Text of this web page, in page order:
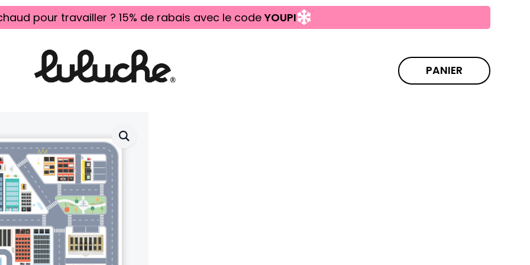
pour travailler ? 15% de rabais avec le code YOUPI
PANIER